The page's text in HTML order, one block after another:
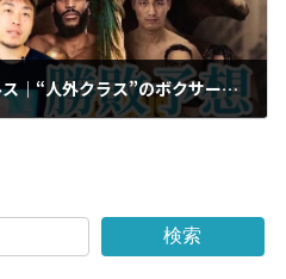
三代大訓 vs アンディ・クルス｜“人外クラス”のボクサーに挑む日本人の戦略とは？
検索